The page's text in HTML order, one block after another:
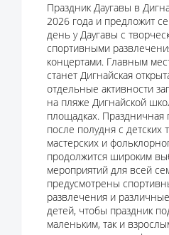
Праздник Даугавы в
2026 года и предложит
день у Даугавы с
спортивными
концертами. Главным
станет Дигнайская
отдельные активности
на пляже Дигнайской
площадках. Праздничная
после полудня с детских
мастерских и
продолжится широким
мероприятий для всей
предусмотрены
развлечения и
детей, чтобы праздник
маленьким, так и